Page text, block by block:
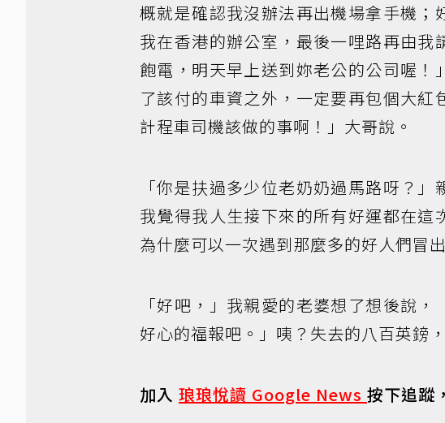
概就是確認我沒辦法再出機場拿手機
我在香港的辦公室，最後一哩路再由
飽電，明天早上送到妳老公的公司喔
了該付的車資之外，一定要再包個大
計程車司機該做的事啊！」大哥說。
「你是扶過多少位老奶奶過馬路呀？
我覺得我人生接下來的所有好運都在
為什麼可以一次遇到那麼多的好人們冒
「好吧，」我親愛的老婆想了想後說
好心的福報吧。」咦？失去的八百英鎊
加入 琅琅悅讀 Google News 按下追蹤